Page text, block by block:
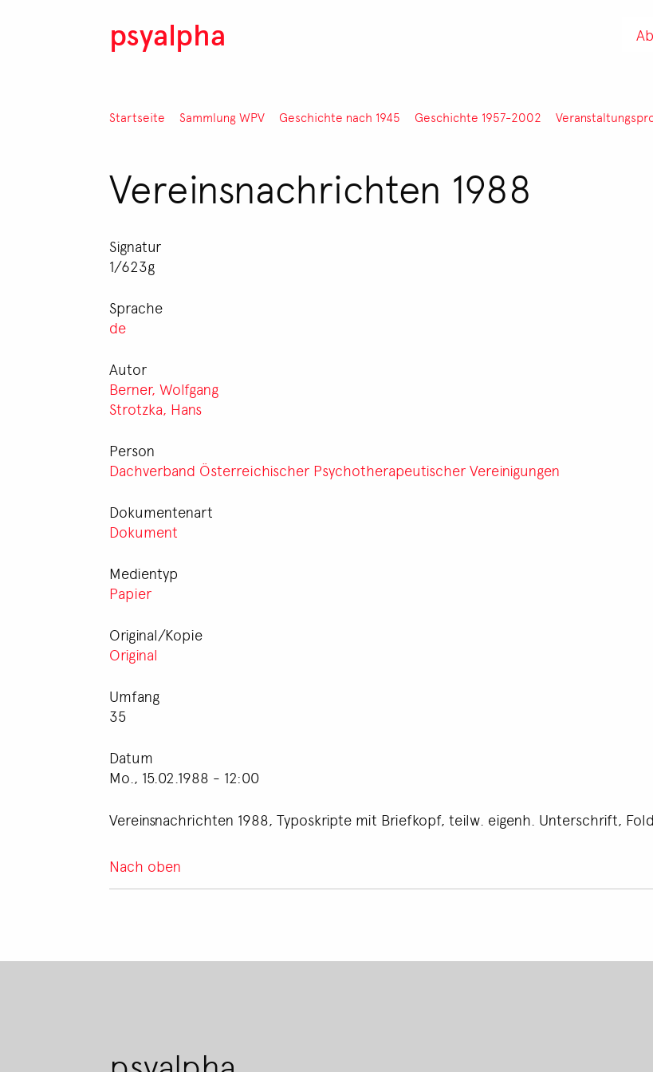
psyalpha
Pfadnavigation
Startseite Sammlung WPV Geschichte nach 1945 Geschichte 1957-2002
Vereinsnachrichten 1988
Signatur
1/623g
Sprache
de
Autor
Berner, Wolfgang
Strotzka, Hans
Person
Dachverband Österreichischer Psychotherapeutischer Vereinigungen
Dokumentenart
Dokument
Medientyp
Papier
Original/Kopie
Original
Umfang
35
Datum
Mo., 15.02.1988 - 12:00
Vereinsnachrichten 1988, Typoskripte mit Briefkopf, teilw. eigenh. Unterschrift,
Nach oben